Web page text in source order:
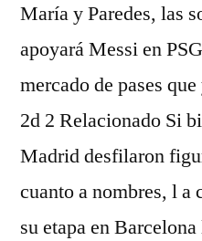
María y Paredes, las
apoyará Messi en
mercado de pases
2d 2 Relacionado Si
Madrid desfilaron
cuanto a nombres, l a
su etapa en